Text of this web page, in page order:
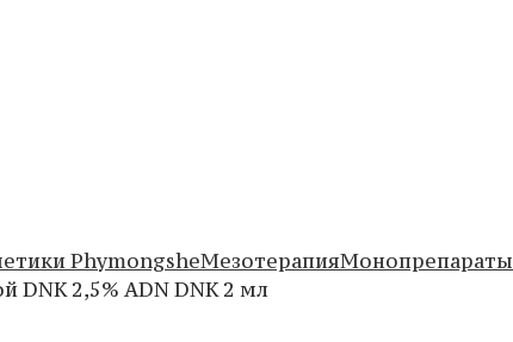
PhymongsheМезотерапияМонопрепараты
DNK 2,5% ADN DNK 2 мл